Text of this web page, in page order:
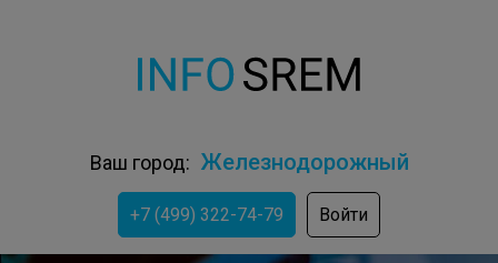
Ваш город: Железнодорожный
+7 (499) 322-74-79 Войти